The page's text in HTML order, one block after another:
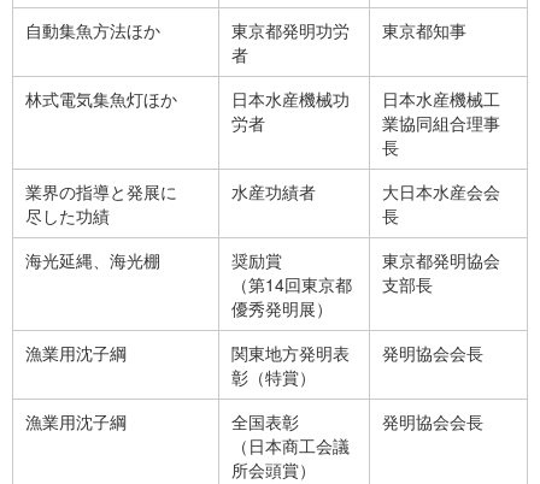
自動集魚方法ほか
東京都発明功労
者
東京都知事
林式電気集魚灯ほか
日本水産機械功
労者
日本水産機械工
業協同組合理事
長
業界の指導と発展に
尽した功績
水産功績者
大日本水産会会
長
海光延縄、海光棚
奨励賞
（第14回東京都
優秀発明展）
東京都発明協会
支部長
漁業用沈子綱
関東地方発明表
彰（特賞）
発明協会会長
漁業用沈子綱
全国表彰
（日本商工会議
所会頭賞）
発明協会会長